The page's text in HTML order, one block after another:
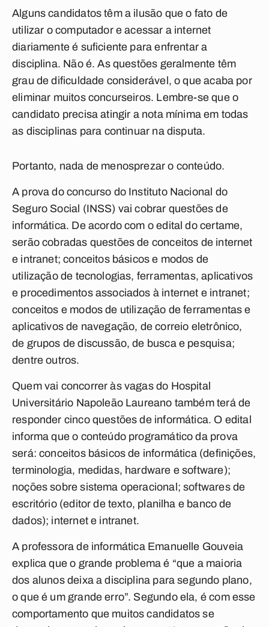
Alguns candidatos têm a ilusão que o fato de
utilizar o computador e acessar a internet
diariamente é suficiente para enfrentar a
disciplina. Não é. As questões geralmente têm
grau de dificuldade considerável, o que acaba por
eliminar muitos concurseiros. Lembre-se que o
candidato precisa atingir a nota mínima em todas
as disciplinas para continuar na disputa.
Portanto, nada de menosprezar o conteúdo.
A prova do concurso do Instituto Nacional do
Seguro Social (INSS) vai cobrar questões de
informática. De acordo com o edital do certame,
serão cobradas questões de conceitos de internet
e intranet; conceitos básicos e modos de
utilização de tecnologias, ferramentas, aplicativos
e procedimentos associados à internet e intranet;
conceitos e modos de utilização de ferramentas e
aplicativos de navegação, de correio eletrônico,
de grupos de discussão, de busca e pesquisa;
dentre outros.
Quem vai concorrer às vagas do Hospital
Universitário Napoleão Laureano também terá de
responder cinco questões de informática. O edital
informa que o conteúdo programático da prova
será: conceitos básicos de informática (definições,
terminologia, medidas, hardware e software);
noções sobre sistema operacional; softwares de
escritório (editor de texto, planilha e banco de
dados); internet e intranet.
A professora de informática Emanuelle Gouveia
explica que o grande problema é “que a maioria
dos alunos deixa a disciplina para segundo plano,
o que é um grande erro”. Segundo ela, é com esse
comportamento que muitos candidatos se